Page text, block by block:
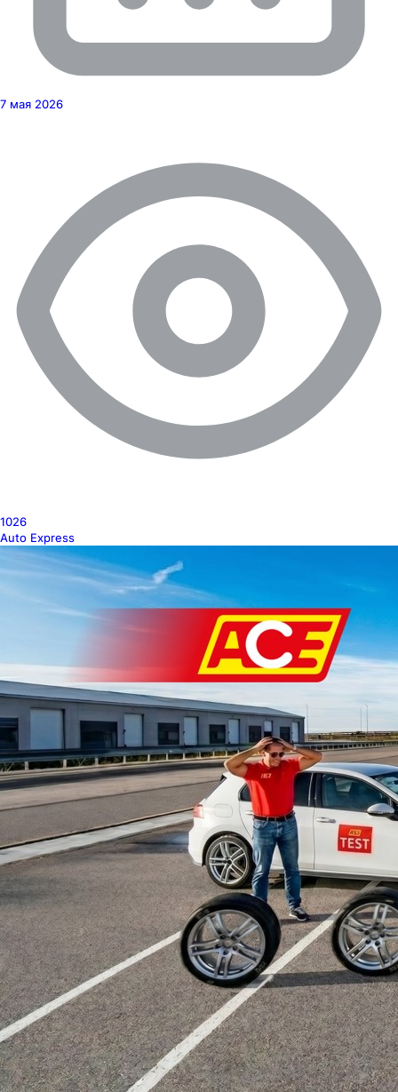
7 мая 2026
1026
Auto Express